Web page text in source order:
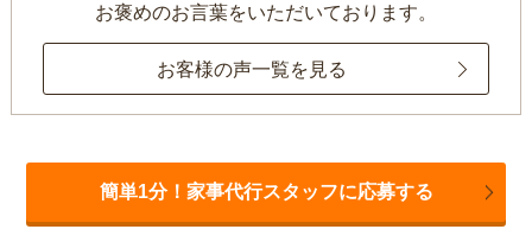
お褒めのお言葉をいただいております。
お客様の声一覧を見る
簡単1分！家事代行スタッフに応募する